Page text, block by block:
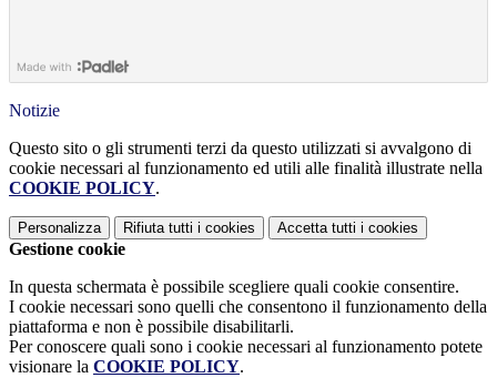
Notizie
Questo sito o gli strumenti terzi da questo utilizzati si avvalgono di
cookie necessari al funzionamento ed utili alle finalità illustrate nella
COOKIE POLICY.
Personalizza Rifiuta tutti i cookies Accetta tutti i cookies
Gestione cookie
In questa schermata è possibile scegliere quali cookie consentire.
I cookie necessari sono quelli che consentono il funzionamento della
piattaforma e non è possibile disabilitarli.
Per conoscere quali sono i cookie necessari al funzionamento potete
visionare la COOKIE POLICY.